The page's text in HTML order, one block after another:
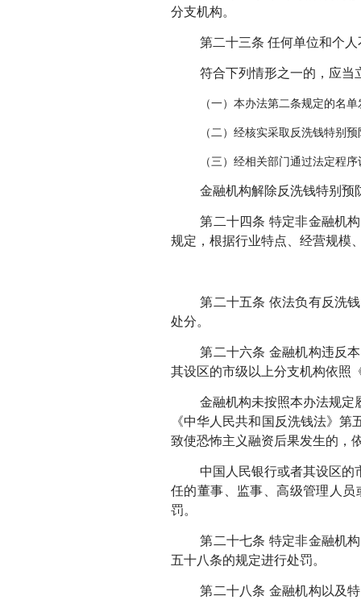
分支机构。
第二十三条 任何单位和个
符合下列情形之一的，应当
（一）本办法第二条规定的名
（二）经核实采取反洗钱特别
（三）经相关部门通过法定程
金融机构解除反洗钱特别预
第二十四条 特定非金融机
规定，根据行业特点、经营规模
第二十五条 依法负有反洗
处分。
第二十六条 金融机构违反
其设区的市级以上分支机构依照
金融机构未按照本办法规定
《中华人民共和国反洗钱法》
致使恐怖主义融资后果发生的，
中国人民银行或者其设区的
任的董事、监事、高级管理人
罚。
第二十七条 特定非金融机
五十八条的规定进行处罚。
第二十八条 金融机构以及